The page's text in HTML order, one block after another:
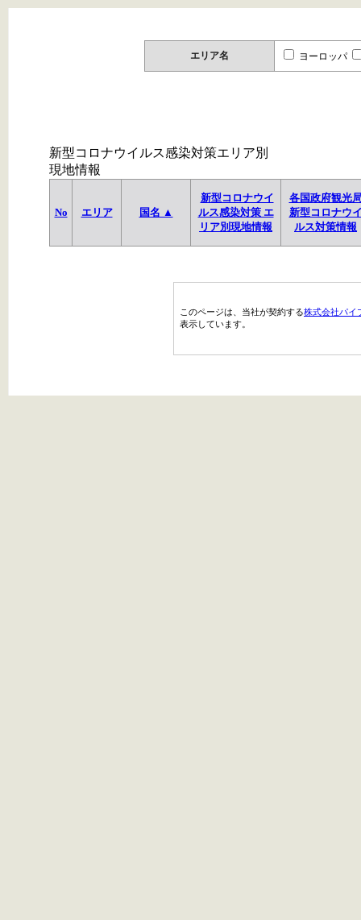
エリア名 ヨーロッパ
新型コロナウイルス感染対策エリア別
現地情報
No エリア 国名 ▲
新型コロナウイ
ルス感染対策 エ
リア別現地情報
各国政府観光
新型コロナウ
ルス対策情報
このページは、当社が契約する株式会社パイ
表示しています。